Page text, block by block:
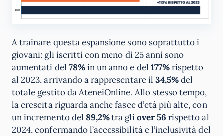
A trainare questa espansione sono soprattutto i
giovani: gli iscritti con meno di 25 anni sono
aumentati del 78%in un anno e del 177%rispetto
al 2023, arrivando a rappresentare il 34,5%del
totale gestito da AteneiOnline. Allo stesso tempo,
la crescita riguarda anche fasce d’età più alte, con
un incremento del 89,2%tra gliover 56 rispetto al
2024, confermando l’accessibilità e l’inclusività del